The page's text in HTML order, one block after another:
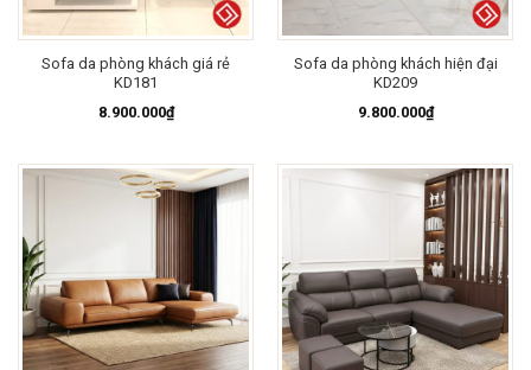
Sofa da phòng khách giá rẻ
KD181
8.900.000₫
Sofa da phòng khách hiện đại
KD209
9.800.000₫